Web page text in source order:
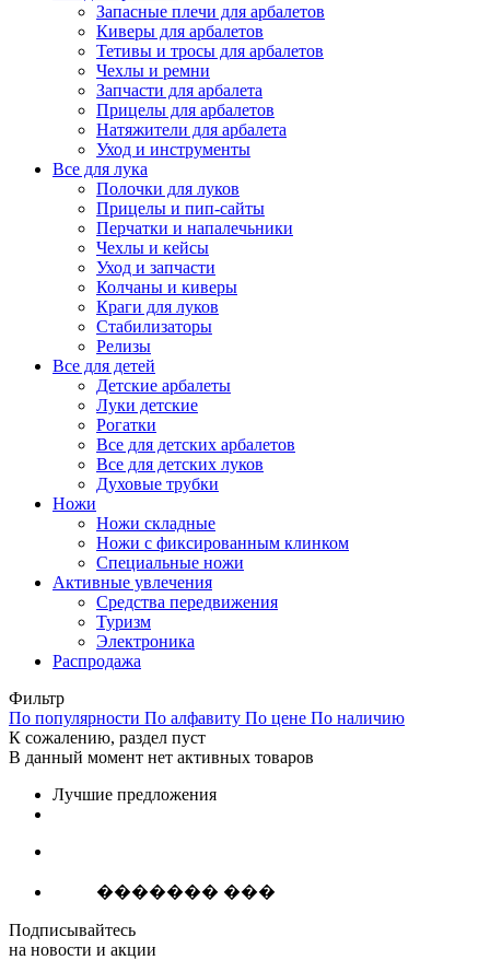
Запасные плечи для арбалетов
Киверы для арбалетов
Тетивы и тросы для арбалетов
Чехлы и ремни
Запчасти для арбалета
Прицелы для арбалетов
Натяжители для арбалета
Уход и инструменты
Все для лука
Полочки для луков
Прицелы и пип-сайты
Перчатки и напалечьники
Чехлы и кейсы
Уход и запчасти
Колчаны и киверы
Краги для луков
Стабилизаторы
Релизы
Все для детей
Детские арбалеты
Луки детские
Рогатки
Все для детских арбалетов
Все для детских луков
Духовые трубки
Ножи
Ножи складные
Ножи с фиксированным клинком
Специальные ножи
Активные увлечения
Средства передвижения
Туризм
Электроника
Распродажа
Фильтр
По популярности По алфавиту По цене По наличию
К сожалению, раздел пуст
В данный момент нет активных товаров
Лучшие предложения
������� ���
Подписывайтесь
на новости и акции